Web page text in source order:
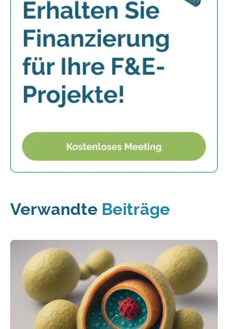
Verwandte Beiträge